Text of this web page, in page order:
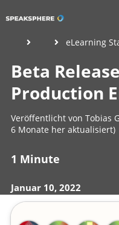
eLearning
1 Minute
Januar 10, 2022
Beta
Production
Veröffentlicht von Tobias
6 Monate her aktualisiert)